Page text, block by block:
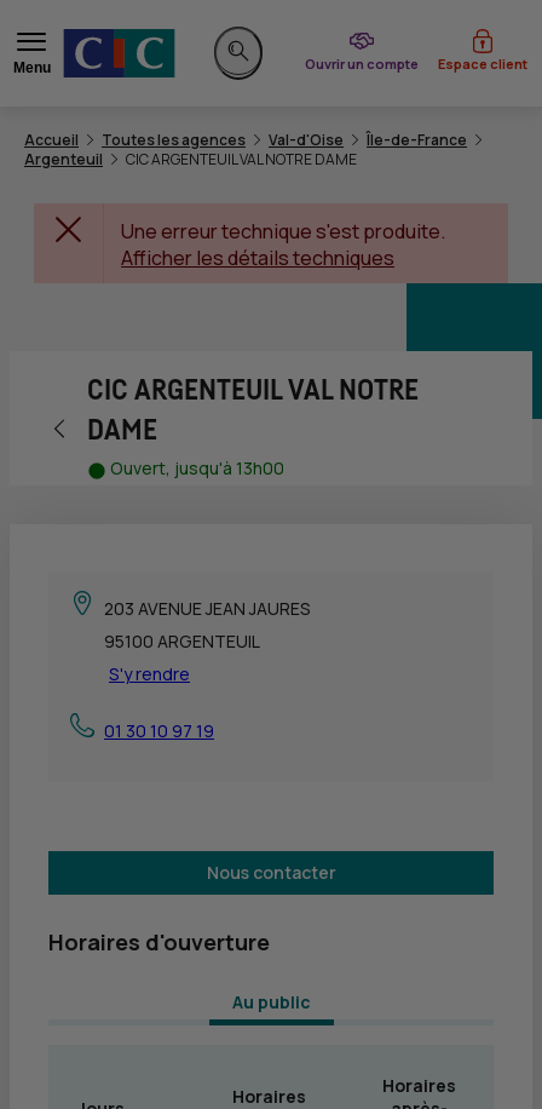
Menu
Rechercher sur le site
Ouvrir un compte
du CIC Espace client
Accueil Toutes les agences Val-d'Oise
Île-de-France
Argenteuil
CIC ARGENTEUIL VAL NOTRE DAME
Une erreur technique s'est produite.
Afficher les détails techniques
Retour vers la page précédente
CIC ARGENTEUIL VAL NOTRE
DAME
Ouvert, jusqu'à 13h00
203 AVENUE JEAN JAURES
95100 ARGENTEUIL
S'y rendre
01 30 10 97 19
Nous contacter
Horaires d'ouverture
Au public
Horaires
Horaires